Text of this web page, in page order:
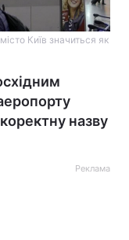
Київ значиться як
назву
Реклама